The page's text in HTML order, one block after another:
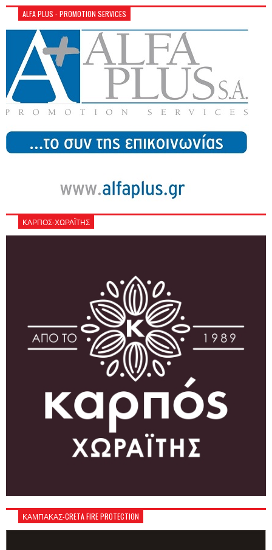
ALFA PLUS - PROMOTION SERVICES
ΚΑΡΠΟΣ-ΧΩΡΑΪΤΗΣ
ΚΑΜΠΑΚΑΣ-CRETA FIRE PROTECTION